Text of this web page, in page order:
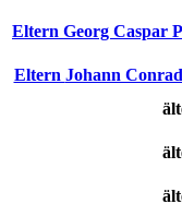
Eltern Georg Caspar
Eltern Johann Conrad